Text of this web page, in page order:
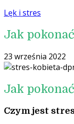
Lęk i stres
Jak
23 września 2022
Jak
Czym jest